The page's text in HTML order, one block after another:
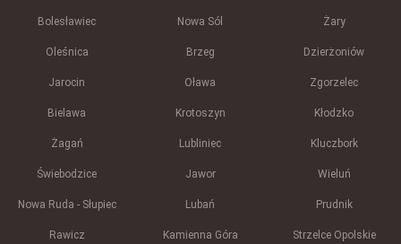
Bolesławiec Nowa Sól Żary
Oleśnica Brzeg Dzierżoniów
Jarocin Oława Zgorzelec
Bielawa Krotoszyn Kłodzko
Żagań Lubliniec Kluczbork
Świebodzice Jawor Wieluń
Nowa Ruda - Słupiec Lubań Prudnik
Rawicz Kamienna Góra Strzelce Opolskie